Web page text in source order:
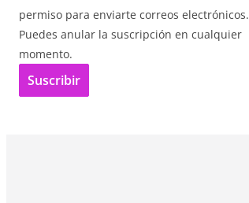
permiso para enviarte correos electrónicos.
Puedes anular la suscripción en cualquier
momento.
Suscribir